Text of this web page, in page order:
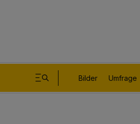
Bilder Umfrage